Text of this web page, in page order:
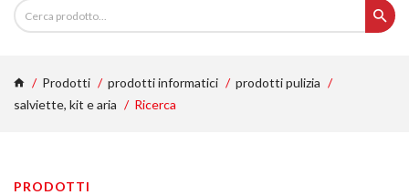
Prodotti prodotti informatici
prodotti pulizia
salviette, kit e aria
Ricerca
PRODOTTI